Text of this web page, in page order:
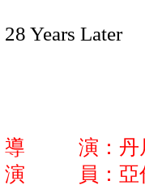
28 Years Later
導 演：丹
演 員：亞倫